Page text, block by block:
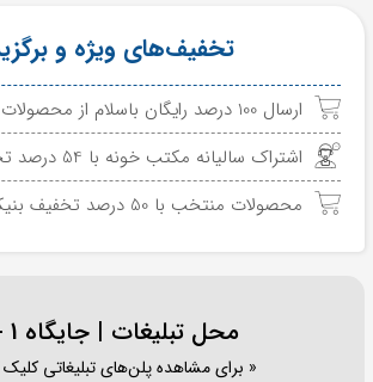
تخفیف‌های ویژه و
ارسال 100 درصد رایگان باسلام از محصولات منتخب
اشتراک سالیانه مکتب خونه با 54 درصد تخفیف
محصولات منتخب با 50 درصد تخفیف بنیکس
محل تبلیغات | جایگاه C - 1
« برای مشاهده پلن‌های تبلیغاتی کلیک